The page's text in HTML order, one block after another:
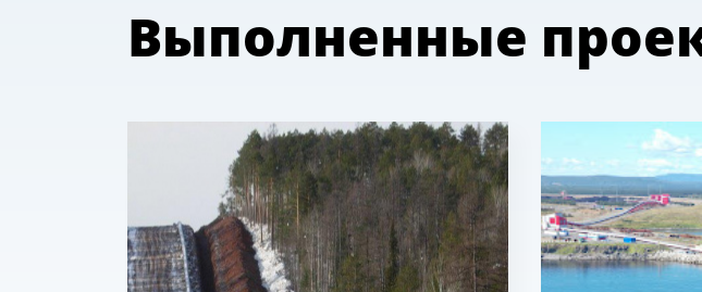
Выполненные